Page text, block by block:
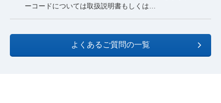
ーコードについては取扱説明書もしくは…
よくあるご質問の一覧